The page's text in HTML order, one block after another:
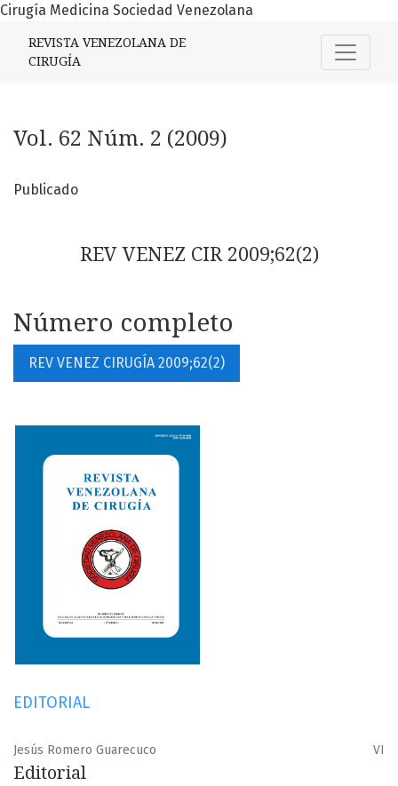
Cirugía Medicina Sociedad Venezolana
REVISTA VENEZOLANA DE
CIRUGÍA
Vol. 62 Núm. 2 (2009)
Publicado
REV VENEZ CIR 2009;62(2)
Número completo
REV VENEZ CIRUGÍA 2009;62(2)
EDITORIAL
Jesús Romero Guarecuco VI
Editorial